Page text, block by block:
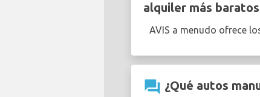
alquiler más
AVIS a menudo ofrece
question_answer ¿Qué autos